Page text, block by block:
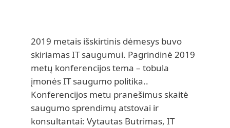
2019 metais išskirtinis dėmesys buvo
skiriamas IT saugumui. Pagrindinė 2019
metų konferencijos tema – tobula
įmonės IT saugumo politika..
Konferencijos metu pranešimus skaitė
saugumo sprendimų atstovai ir
konsultantai: Vytautas Butrimas, IT